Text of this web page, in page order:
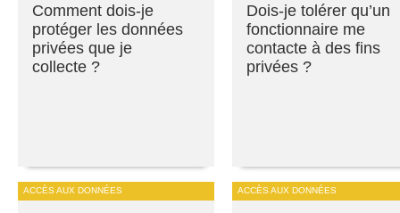
Comment dois-je
protéger les données
privées que je
collecte ?
Dois-je tolérer qu’un
fonctionnaire me
contacte à des fins
privées ?
ACCÈS AUX DONNÉES ACCÈS AUX DONNÉES